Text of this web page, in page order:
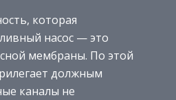
которая
насос — это
мембраны. По этой
должным
каналы не